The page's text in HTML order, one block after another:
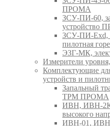
ПРОМА
ЗСУ-ПИ-60,
устройство
ЗСУ-ПИ-Exd,
пилотная
ЭЗГ-МК,
Измерители
Комплектующие
устройств и
Запальный
ТРМ ПРОМА
ИВН, ИВН-
высокого
ИВН-01, ИВН-